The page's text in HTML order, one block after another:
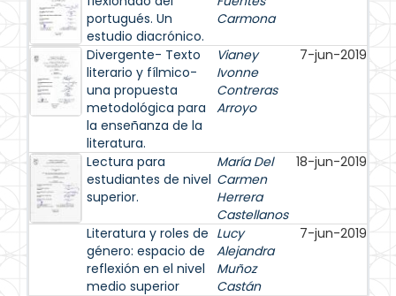
portugués. Un
estudio diacrónico.
Carmona
Divergente- Texto
literario y fílmico-
una propuesta
metodológica para
la enseñanza de la
literatura.
Vianey
Ivonne
Contreras
Arroyo
7-jun-2019
Lectura para
estudiantes de nivel
superior.
María Del
Carmen
Herrera
Castellanos
18-jun-2019
Literatura y roles de
género: espacio de
reflexión en el nivel
medio superior
Lucy
Alejandra
Muñoz
Castán
7-jun-2019